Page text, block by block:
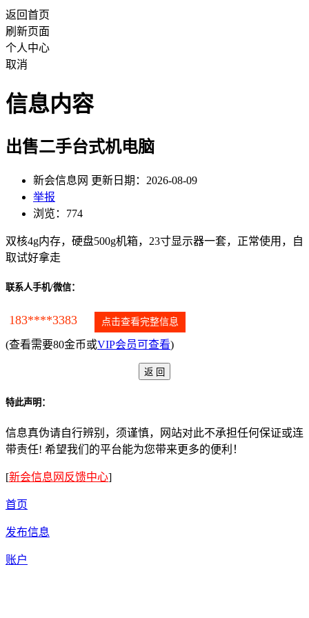
返回首页
刷新页面
个人中心
取消
信息内容
出售二手台式机电脑
新会信息网 更新日期：2026-08-09
举报
浏览：774
双核4g内存，硬盘500g机箱，23寸显示器一套，正常使用，自
取试好拿走
联系人手机/微信：
183****3383 点击查看完整信息
(查看需要80金币或VIP会员可查看)
特此声明：
信息真伪请自行辨别，须谨慎，网站对此不承担任何保证或连
带责任! 希望我们的平台能为您带来更多的便利！
[新会信息网反馈中心]
首页
发布信息
账户